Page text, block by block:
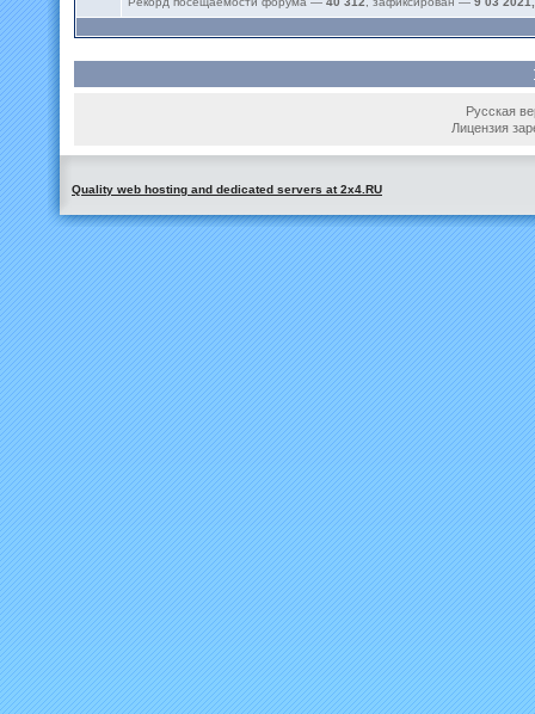
Русская
Лицензия
Quality web hosting and dedicated servers at 2x4.RU